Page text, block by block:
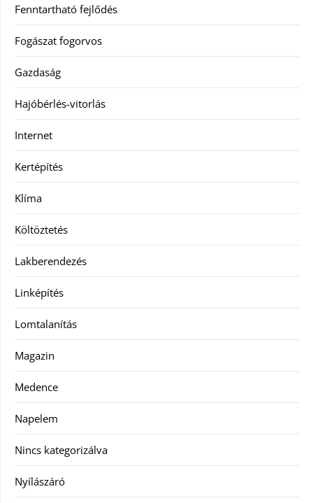
Fenntartható fejlődés
Fogászat fogorvos
Gazdaság
Hajóbérlés-vitorlás
Internet
Kertépítés
Klíma
Költöztetés
Lakberendezés
Linképítés
Lomtalanítás
Magazin
Medence
Napelem
Nincs kategorizálva
Nyílászáró